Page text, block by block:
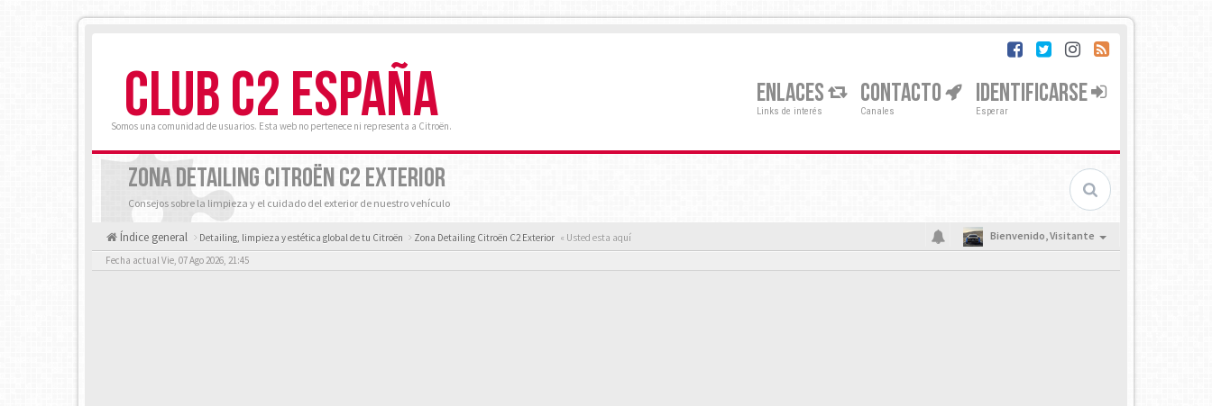
CLUB C2 ESPAÑA
Somos una comunidad de usuarios. Esta web no pertenece ni representa a Citroën.
ENLACES
Links de interés
CONTACTO
Canales
IDENTIFICARSE
Esperar
ZONA DETAILING CITROËN C2 EXTERIOR
Consejos sobre la limpieza y el cuidado del exterior de nuestro vehículo
Índice general Detailing, limpieza y estética global de tu Citroën Zona Detailing Citroën C2 Exterior « Usted esta aquí Bienvenido,Visitante
Fecha actual Vie, 07 Ago 2026, 21:45